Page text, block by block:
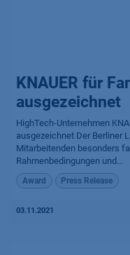
KNAUER für
ausgezeichnet
HighTech-Unternehmen
ausgezeichnet Der Berliner
Mitarbeitenden besonders
Rahmenbedingungen und...
Award Press Release
03.11.2021